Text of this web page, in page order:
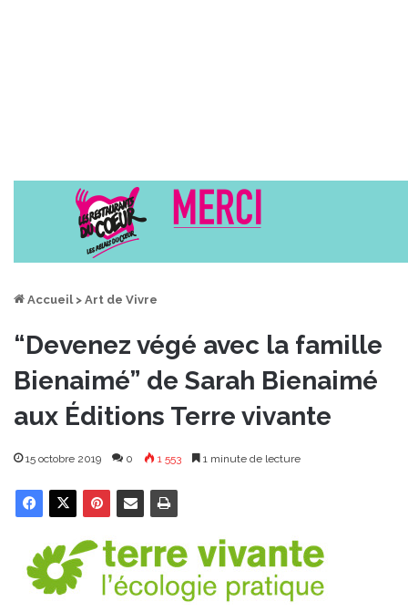
Accueil > Art de Vivre
“Devenez végé avec la famille
Bienaimé” de Sarah Bienaimé
aux Éditions Terre vivante
15 octobre 2019 0 1 553 1 minute de lecture